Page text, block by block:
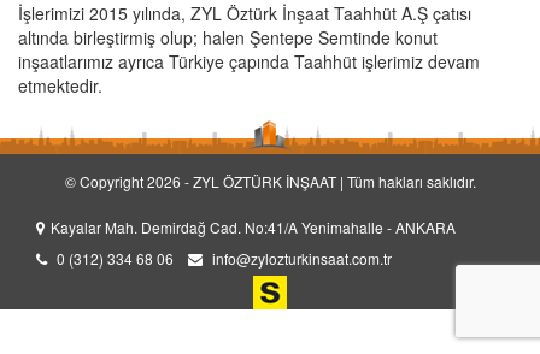
İşlerimizi 2015 yılında, ZYL Öztürk İnşaat Taahhüt A.Ş çatısı
altında birleştirmiş olup; halen Şentepe Semtinde konut
inşaatlarımız ayrıca Türkiye çapında Taahhüt işlerimiz devam
etmektedir.
© Copyright 2026 - ZYL ÖZTÜRK İNŞAAT | Tüm hakları saklıdır.
Kayalar Mah. Demirdağ Cad. No:41/A Yenimahalle - ANKARA
0 (312) 334 68 06
info@zylozturkinsaat.com.tr